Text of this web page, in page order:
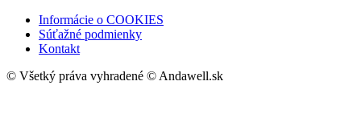
Informácie o COOKIES
Súťažné podmienky
Kontakt
© Všetký práva vyhradené © Andawell.sk